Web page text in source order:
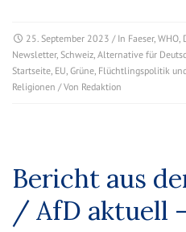
25. September 2023 / In Faeser, WHO
Newsletter, Schweiz Alternative für
Startseite EU Grüne Flüchtlingspolitik
Religionen / Von Redaktion
Bericht aus
/ AfD aktuell